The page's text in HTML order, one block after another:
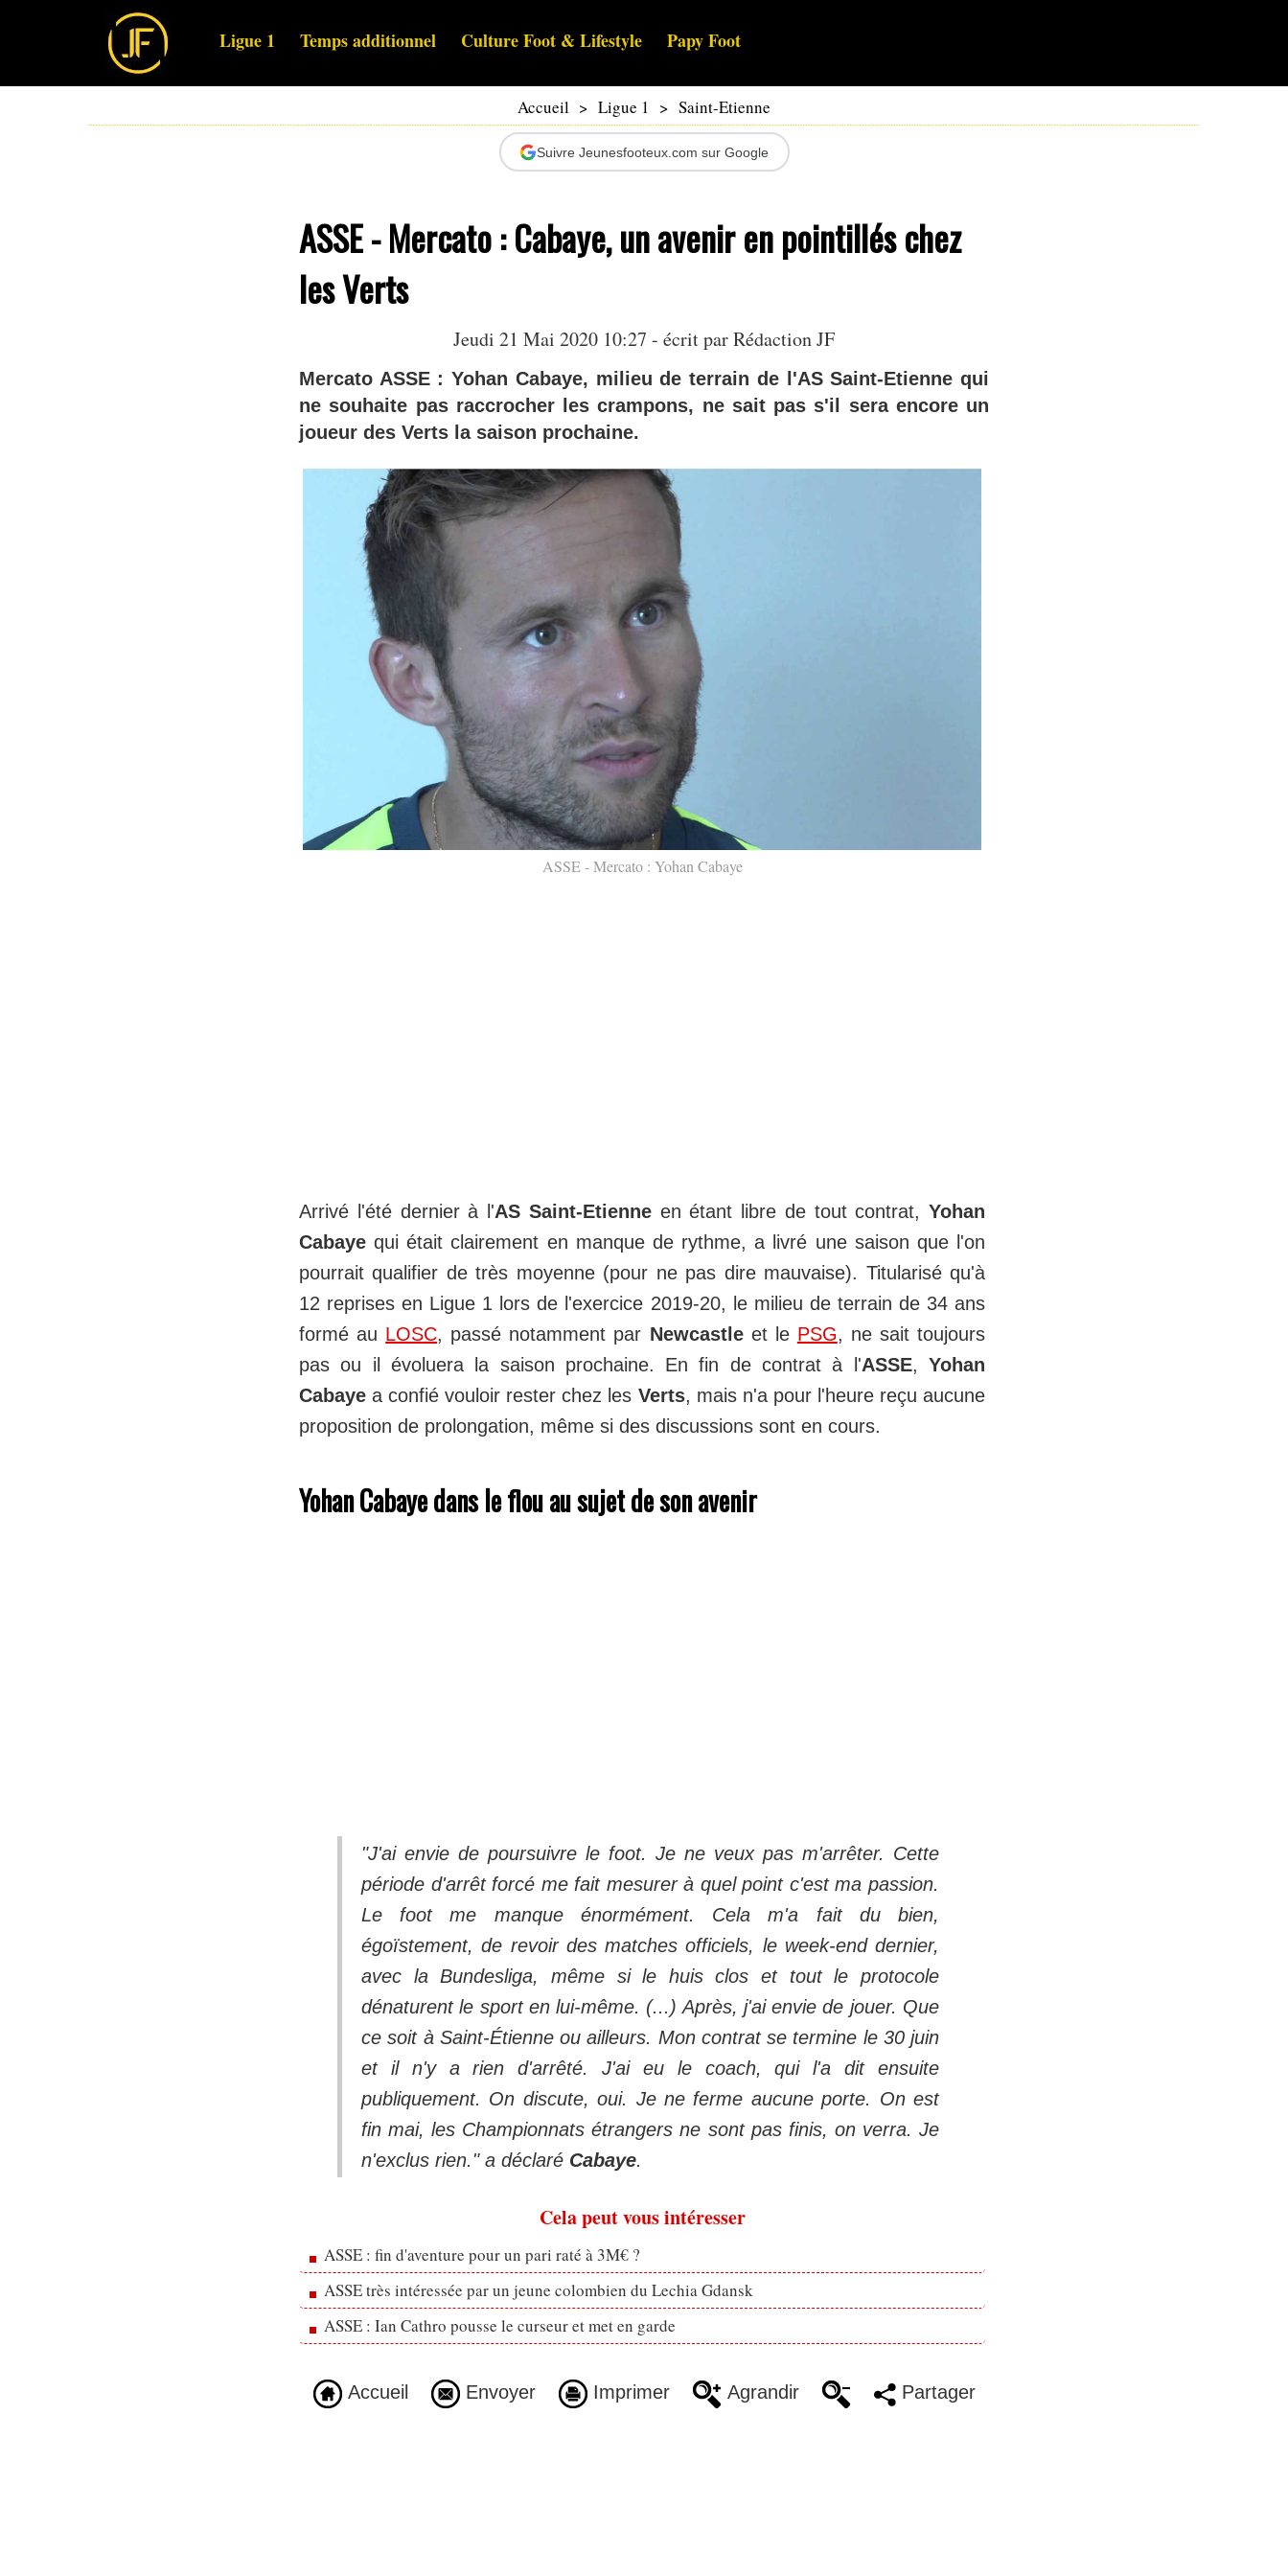
Ligue 1 Temps additionnel Culture Foot & Lifestyle Papy Foot
Accueil > Ligue 1 > Saint-Etienne
Suivre Jeunesfooteux.com sur Google
ASSE - Mercato : Cabaye, un avenir en pointillés chez
les Verts
Jeudi 21 Mai 2020 10:27 - écrit par Rédaction JF
Mercato ASSE : Yohan Cabaye, milieu de terrain de l'AS Saint-Etienne qui
ne souhaite pas raccrocher les crampons, ne sait pas s'il sera encore un
joueur des Verts la saison prochaine.
ASSE - Mercato : Yohan Cabaye
Arrivé l'été dernier à l'AS Saint-Etienneen étant libre de tout contrat, Yohan
Cabaye qui était clairement en manque de rythme, a livré une saison que l'on
pourrait qualifier de très moyenne (pour ne pas dire mauvaise). Titularisé qu'à
12 reprises en Ligue 1 lors de l'exercice 2019-20, le milieu de terrain de 34 ans
formé au LOSC, passé notamment par Newcastleet le PSG, ne sait toujours
pas ou il évoluera la saison prochaine. En fin de contrat à l'ASSE,Yohan
Cabaye a confié vouloir rester chez les Verts, mais n'a pour l'heure reçu aucune
proposition de prolongation, même si des discussions sont en cours.
Yohan Cabaye dans le flou au sujet de son avenir
"J'ai envie de poursuivre le foot. Je ne veux pas m'arrêter. Cette
période d'arrêt forcé me fait mesurer à quel point c'est ma passion.
Le foot me manque énormément. Cela m'a fait du bien,
égoïstement, de revoir des matches officiels, le week-end dernier,
avec la Bundesliga, même si le huis clos et tout le protocole
dénaturent le sport en lui-même. (...) Après, j'ai envie de jouer. Que
ce soit à Saint-Étienne ou ailleurs. Mon contrat se termine le 30 juin
et il n'y a rien d'arrêté. J'ai eu le coach, qui l'a dit ensuite
publiquement. On discute, oui. Je ne ferme aucune porte. On est
fin mai, les Championnats étrangers ne sont pas finis, on verra. Je
n'exclus rien." a déclaré Cabaye.
Cela peut vous intéresser
ASSE : fin d'aventure pour un pari raté à 3M€ ?
ASSE très intéressée par un jeune colombien du Lechia Gdansk
ASSE : Ian Cathro pousse le curseur et met en garde
Accueil Envoyer Imprimer Agrandir Partager